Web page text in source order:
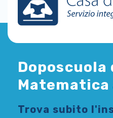
Doposcuola
Matematica
Trova subito l'